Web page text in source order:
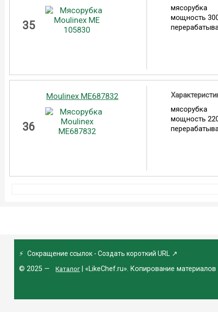
35
мясорубка
мощность
36
Moulinex ME687832
мясорубка
мощность
⚡ Сокращение ссылок - Создать короткий URL ↗
© 2025 —
Каталог| «LikeChef.ru». Копирование